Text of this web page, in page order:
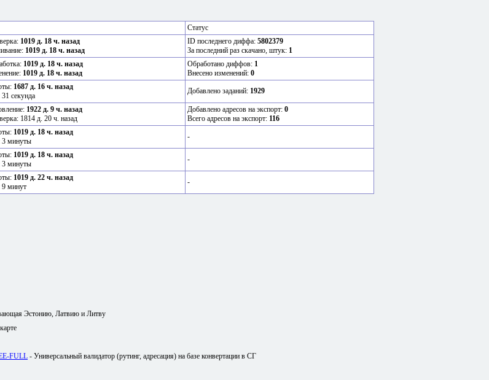
Статус
1019 д. 18 ч. назад
1019 д. 18 ч. назад
ID последнего диффа: 5802379
За последний раз скачано, штук: 1
1019 д. 18 ч. назад
1019 д. 18 ч. назад
Обработано диффов: 1
Внесено изменений: 0
1687 д. 16 ч. назад
секунда
Добавлено заданий: 1929
1922 д. 9 ч. назад
1814 д. 20 ч. назад
Добавлено адресов на экспорт: 0
Всего адресов на экспорт: 116
1019 д. 18 ч. назад
3 минуты
-
1019 д. 18 ч. назад
3 минуты
-
1019 д. 22 ч. назад
минут
-
Эстонию, Латвию и Литву
FULL - Универсальный валидатор (рутинг, адресация) на базе конвертации в СГ